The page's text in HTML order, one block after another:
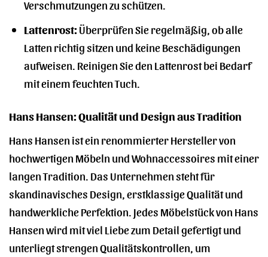
Verschmutzungen zu schützen.
Lattenrost:Überprüfen Sie regelmäßig, ob alle
Latten richtig sitzen und keine Beschädigungen
aufweisen. Reinigen Sie den Lattenrost bei Bedarf
mit einem feuchten Tuch.
Hans Hansen: Qualität und Design aus Tradition
Hans Hansen ist ein renommierter Hersteller von
hochwertigen Möbeln und Wohnaccessoires mit einer
langen Tradition. Das Unternehmen steht für
skandinavisches Design, erstklassige Qualität und
handwerkliche Perfektion. Jedes Möbelstück von Hans
Hansen wird mit viel Liebe zum Detail gefertigt und
unterliegt strengen Qualitätskontrollen, um